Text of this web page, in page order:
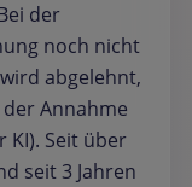
der
noch nicht
abgelehnt,
Annahme
Seit über
seit 3 Jahren